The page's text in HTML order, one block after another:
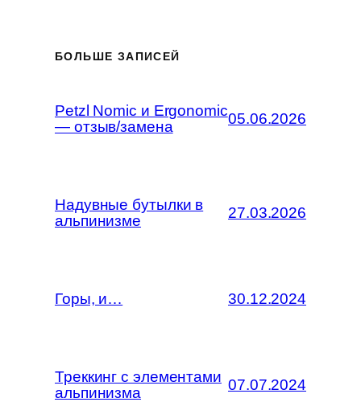
БОЛЬШЕ ЗАПИСЕЙ
Petzl Nomic и Ergonomic
— отзыв/замена
05.06.2026
Надувные бутылки в
альпинизме
27.03.2026
Горы, и… 30.12.2024
Треккинг с элементами
альпинизма
07.07.2024